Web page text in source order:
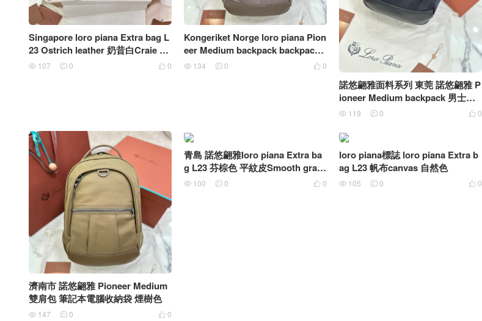
Singapore loro piana Extra bag L
23 Ostrich leather 奶昔白Craie 金
扣
 0
 107  0
Kongeriket Norge loro piana Pion
eer Medium backpack backpack
雙肩包
 0
 134  0
諾悠翩雅面料系列 東莞 諾悠翩雅 P
ioneer Medium backpack 男士雙
肩包 黑色
 0
 119  0
濟南市 諾悠翩雅 Pioneer Medium
雙肩包 筆記本電腦收納袋 煙樹色
 0
 147  0
青島 諾悠翩雅loro piana Extra ba
g L23 芬棕色 平紋皮Smooth grain
leather
 0
 100  0
loro piana標誌 loro piana Extra b
ag L23 帆布canvas 自然色
 0
 105  0